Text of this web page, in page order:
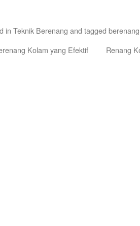
in Teknik Berenang and tagged
Kolam yang Efektif Renang